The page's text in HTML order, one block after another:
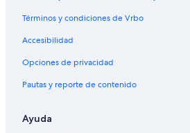
Vuelos de Missoula (MSO) a Mesa (AZA)
Vuelos de Tokio (NRT) a Mesa (AZA)
Vuelos de Odesa (ODS) a Mesa (AZA)
Términos y condiciones de Vrbo
Accesibilidad
Opciones de privacidad
Pautas y reporte de contenido
Ayuda